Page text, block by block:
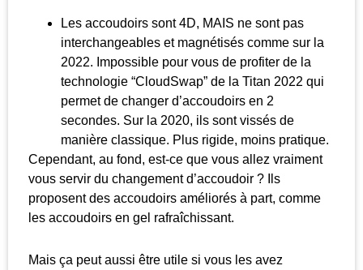
Les accoudoirs sont 4D, MAIS ne sont pas
interchangeables et magnétisés comme sur la
2022. Impossible pour vous de profiter de la
technologie “CloudSwap” de la Titan 2022 qui
permet de changer d’accoudoirs en 2
secondes. Sur la 2020, ils sont vissés de
manière classique. Plus rigide, moins pratique.
Cependant, au fond, est-ce que vous allez vraiment
vous servir du changement d’accoudoir ? Ils
proposent des accoudoirs améliorés à part, comme
les accoudoirs en gel rafraîchissant.
Mais ça peut aussi être utile si vous les avez